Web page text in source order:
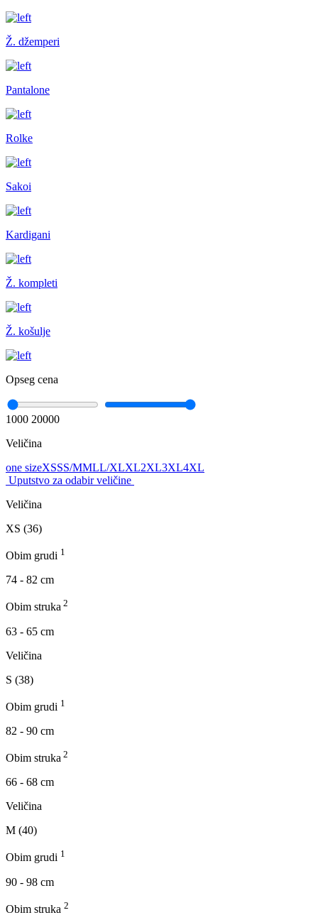
Ž. džemperi
Pantalone
Rolke
Sakoi
Kardigani
Ž. kompleti
Ž. košulje
Opseg cena
1000 20000
Veličina
one sizeXSSS/MMLL/XLXL2XL3XL4XL
Uputstvo za odabir veličine
Veličina
XS (36)
Obim grudi 1
74 - 82 cm
Obim struka 2
63 - 65 cm
Veličina
S (38)
Obim grudi 1
82 - 90 cm
Obim struka 2
66 - 68 cm
Veličina
M (40)
Obim grudi 1
90 - 98 cm
Obim struka 2